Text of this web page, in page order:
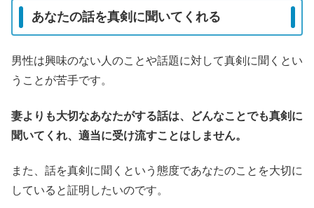
あなたの話を真剣に聞いてくれる
男性は興味のない人のことや話題に対して真剣に聞くとい
うことが苦手です。
妻よりも大切なあなたがする話は、どんなことでも真剣に
聞いてくれ、適当に受け流すことはしません。
また、話を真剣に聞くという態度であなたのことを大切に
していると証明したいのです。